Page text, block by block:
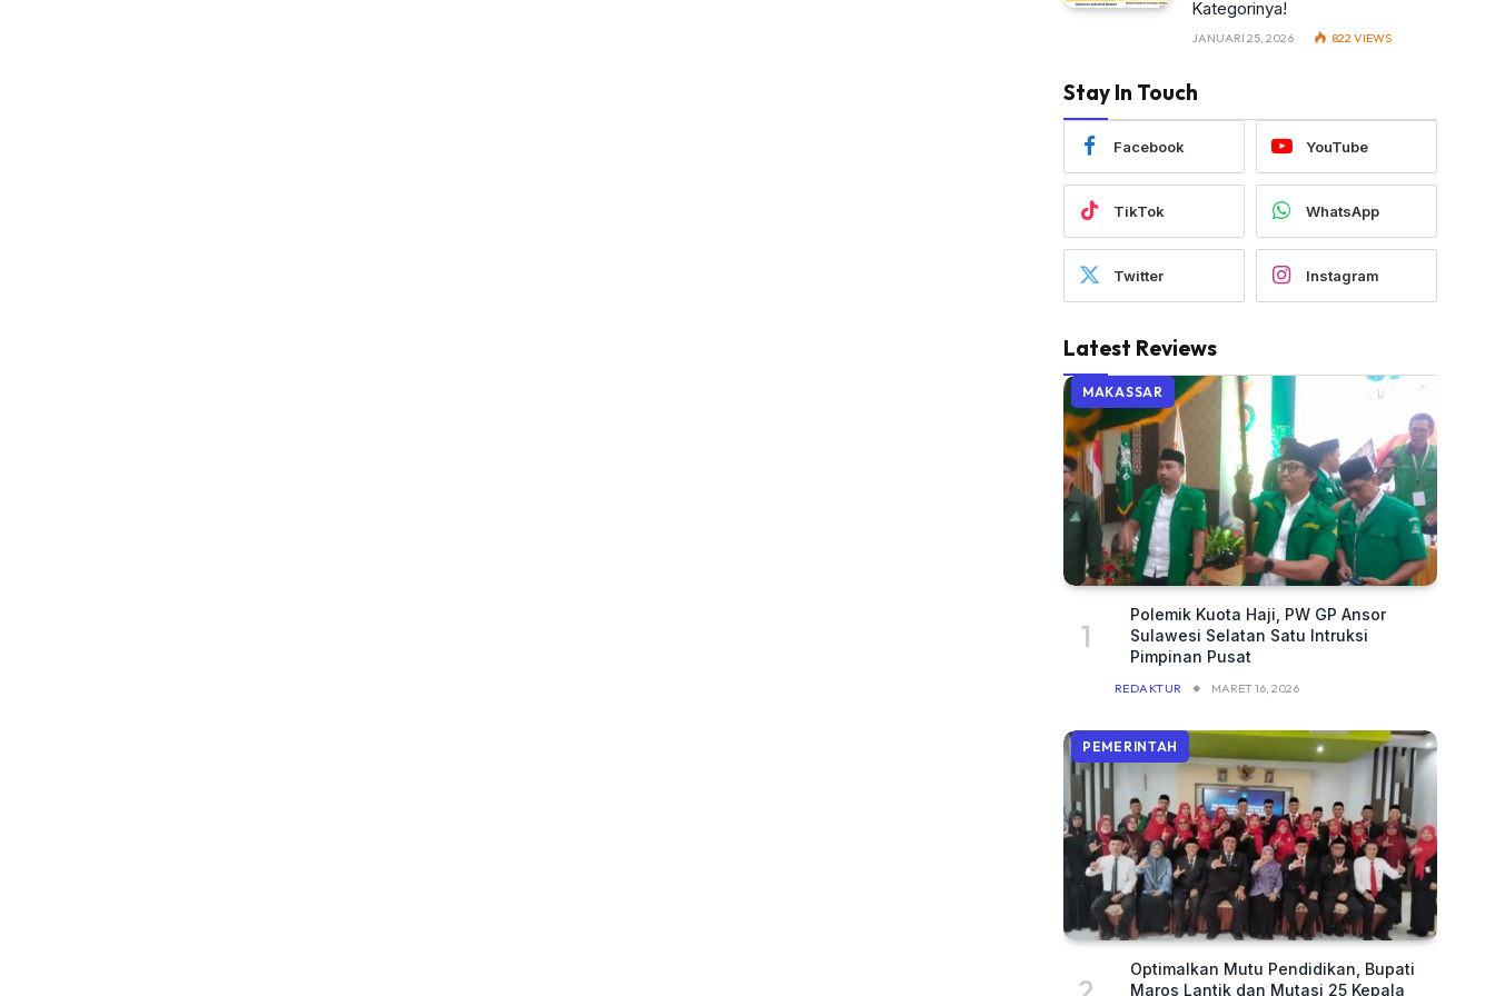
Kategorinya!
JANUARI 25, 2026 822 VIEWS
Stay In Touch
Facebook YouTube
TikTok WhatsApp
Twitter Instagram
Latest Reviews
MAKASSAR
Polemik Kuota Haji, PW GP Ansor
Sulawesi Selatan Satu Intruksi
Pimpinan Pusat
REDAKTUR MARET 16, 2026
PEMERINTAH
Optimalkan Mutu Pendidikan, Bupati
Maros Lantik dan Mutasi 25 Kepala